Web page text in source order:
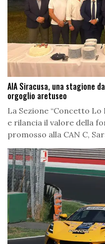
AIA Siracusa, una stagione
orgoglio aretuseo
La Sezione “Concetto Lo
e rilancia il valore della
promosso alla CAN C,